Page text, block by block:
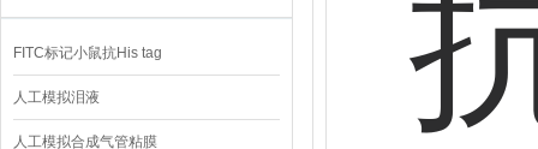
FITC标记小鼠抗His tag
人工模拟泪液
人工模拟合成气管粘膜